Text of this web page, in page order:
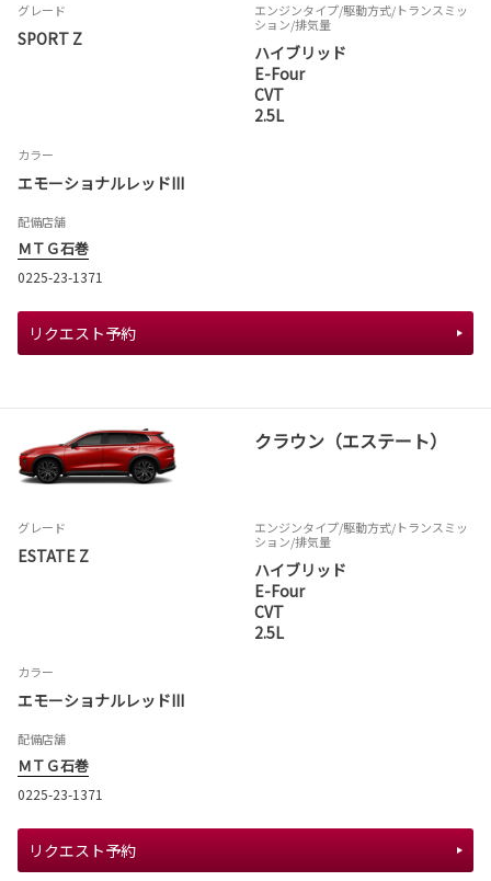
グレード
SPORT Z
エンジンタイプ/駆動方式/トランスミッ
ション/排気量
ハイブリッド
E-Four
CVT
2.5L
カラー
エモーショナルレッドIII
配備店舗
ＭＴＧ石巻
0225-23-1371
リクエスト予約
クラウン（エステート）
グレード
ESTATE Z
エンジンタイプ/駆動方式/トランスミッ
ション/排気量
ハイブリッド
E-Four
CVT
2.5L
カラー
エモーショナルレッドIII
配備店舗
ＭＴＧ石巻
0225-23-1371
リクエスト予約